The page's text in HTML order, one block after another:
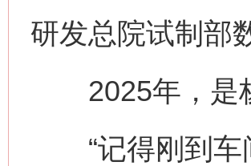
研发总院试制部
2025年，是杨
“记得刚到车